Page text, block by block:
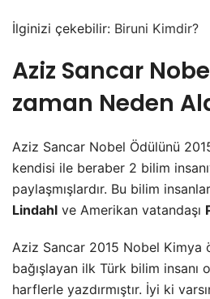
İlginizi çekebilir: Biruni Kimdir?
Aziz Sancar
zaman Neden
Aziz Sancar Nobel Ödülünü
kendisi ile beraber 2 bilim
paylaşmışlardır. Bu bilim
Lindahl ve Amerikan vatandaşı
Aziz Sancar 2015 Nobel Kimya
bağışlayan ilk Türk bilim insanı
harflerle yazdırmıştır. İyi ki